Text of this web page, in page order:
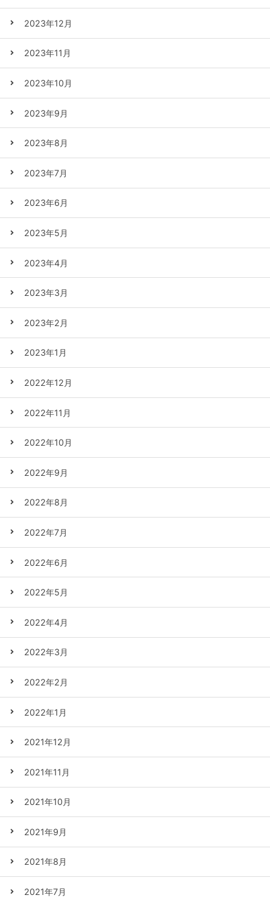
2023年12月
2023年11月
2023年10月
2023年9月
2023年8月
2023年7月
2023年6月
2023年5月
2023年4月
2023年3月
2023年2月
2023年1月
2022年12月
2022年11月
2022年10月
2022年9月
2022年8月
2022年7月
2022年6月
2022年5月
2022年4月
2022年3月
2022年2月
2022年1月
2021年12月
2021年11月
2021年10月
2021年9月
2021年8月
2021年7月